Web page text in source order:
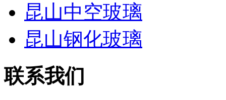
昆山中空玻璃
昆山钢化玻璃
联系我们